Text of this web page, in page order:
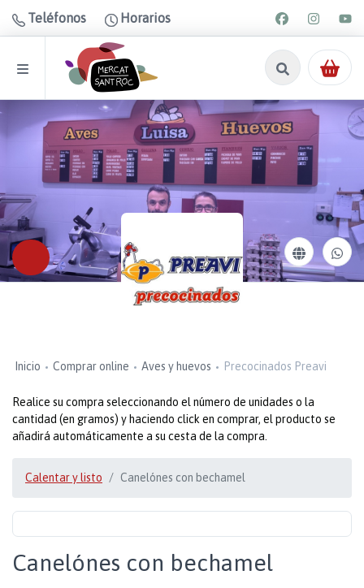
Teléfonos Horarios
Inicio Comprar online Aves y huevos Precocinados Preavi
Realice su compra seleccionando el número de unidades o la
cantidad (en gramos) y haciendo click en comprar, el producto se
añadirá automáticamente a su cesta de la compra.
Calentar y listo Canelónes con bechamel
Canelónes con bechamel